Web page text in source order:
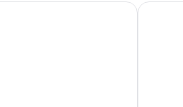
Royal C